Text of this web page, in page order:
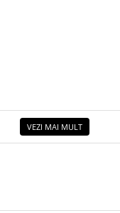
VEZI MAI MULT